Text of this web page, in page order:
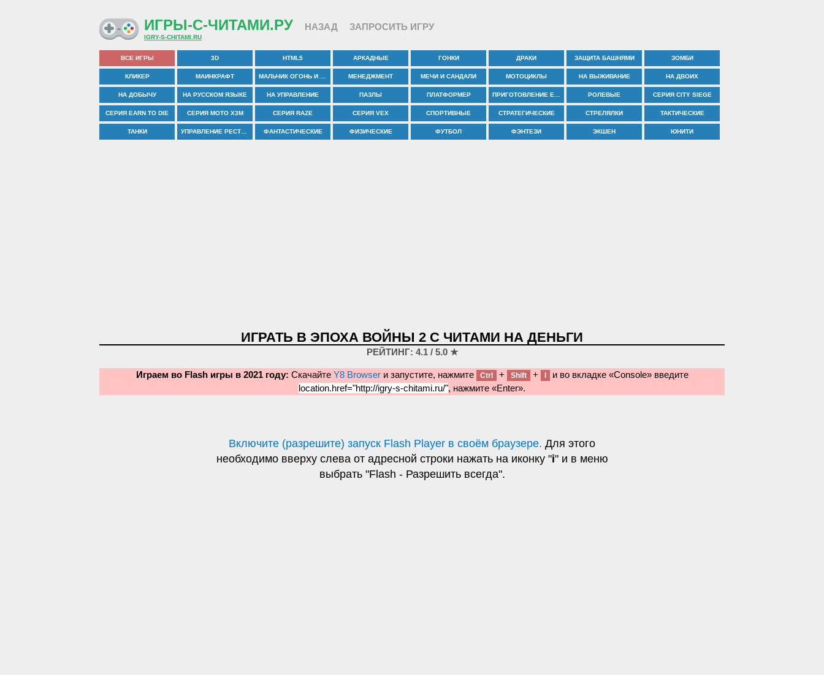
ИГРЫ-С-ЧИТАМИ.РУ
IGRY-S-CHITAMI.RU
НАЗАД ЗАПРОСИТЬ ИГРУ
ВСЕ ИГРЫ 3D HTML5 АРКАДНЫЕ ГОНКИ ДРАКИ ЗАЩИТА БАШНЯМИ ЗОМБИ
КЛИКЕР МАИНКРАФТ МЕНЕДЖМЕНТ МЕЧИ И САНДАЛИ МОТОЦИКЛЫ НА ВЫЖИВАНИЕ НА ДВОИХ
НА ДОБЫЧУ НА РУССКОМ ЯЗЫКЕ НА УПРАВЛЕНИЕ ПАЗЛЫ ПЛАТФОРМЕР РОЛЕВЫЕ СЕРИЯ CITY SIEGE
СЕРИЯ EARN TO DIE СЕРИЯ MOTO X3M СЕРИЯ RAZE СЕРИЯ VEX СПОРТИВНЫЕ СТРАТЕГИЧЕСКИЕ СТРЕЛЯЛКИ ТАКТИЧЕСКИЕ
ТАНКИ ФАНТАСТИЧЕСКИЕ ФИЗИЧЕСКИЕ ФУТБОЛ ФЭНТЕЗИ ЭКШЕН ЮНИТИ
ИГРАТЬ В ЭПОХА ВОЙНЫ 2 С ЧИТАМИ НА ДЕНЬГИ
РЕЙТИНГ: 4.1 / 5.0 ★
Играем во Flash игры в 2021 году: Скачайте Y8 Browserи запустите, нажмите Ctrl + Shift + I
и во вкладке «Console» введите
location.href="http://igry-s-chitami.ru/", нажмите «Enter».
Включите (разрешите) запуск Flash Player в своём браузере. Для этого
необходимо вверху слева от адресной строки нажать на иконку "i" и в меню
выбрать "Flash - Разрешить всегда".